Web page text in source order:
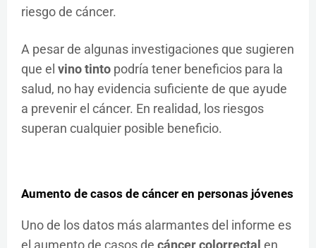
riesgo de cáncer.
A pesar de algunas investigaciones que sugieren
que el vino tinto podría tener beneficios para la
salud, no hay evidencia suficiente de que ayude
a prevenir el cáncer. En realidad, los riesgos
superan cualquier posible beneficio.
Aumento de casos de cáncer en personas jóvenes
Uno de los datos más alarmantes del informe es
el aumento de casos de cáncer colorrectal en